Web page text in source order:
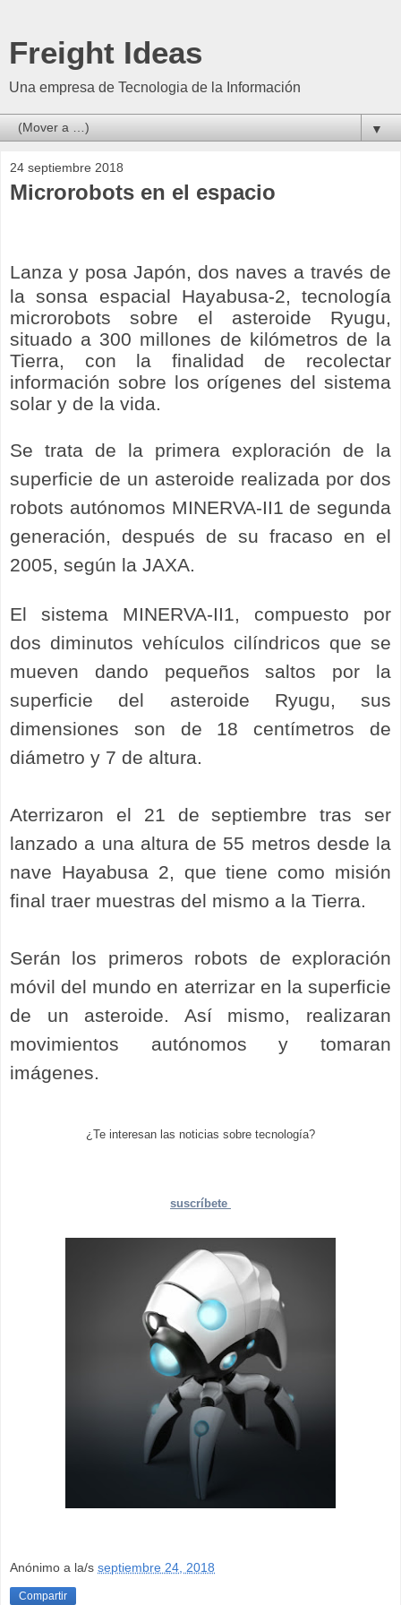
Freight Ideas
Una empresa de Tecnologia de la Información
▼
24 septiembre 2018
Microrobots en el espacio
Lanza y posa Japón, dos naves a través de
la sonsa espacial Hayabusa-2, tecnología
microrobots sobre el asteroide Ryugu,
situado a 300 millones de kilómetros de la
Tierra, con la finalidad de recolectar
información sobre los orígenes del sistema
solar y de la vida.
Se trata de la primera exploración de la
superficie de un asteroide realizada por dos
robots autónomos MINERVA-II1 de segunda
generación, después de su fracaso en el
2005, según la JAXA.
El sistema MINERVA-II1, compuesto por
dos diminutos vehículos cilíndricos que se
mueven dando pequeños saltos por la
superficie del asteroide Ryugu, sus
dimensiones son de 18 centímetros de
diámetro y 7 de altura.
Aterrizaron el 21 de septiembre tras ser
lanzado a una altura de 55 metros desde la
nave Hayabusa 2, que tiene como misión
final traer muestras del mismo a la Tierra.
Serán los primeros robots de exploración
móvil del mundo en aterrizar en la superficie
de un asteroide. Así mismo, realizaran
movimientos autónomos y tomaran
imágenes.
¿Te interesan las noticias sobre tecnología?
suscríbete
Anónimo a la/s septiembre 24, 2018
Compartir